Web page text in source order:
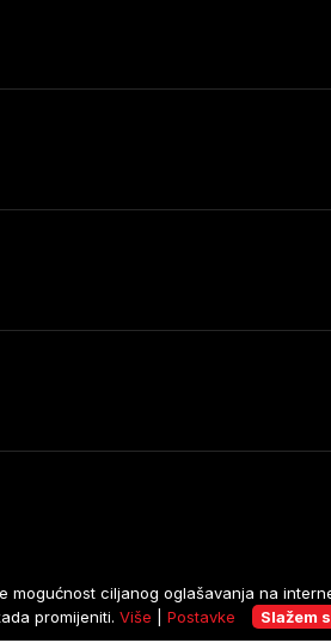
O kolačićimaOpći uvjeti
ciljanog oglašavanja na
promijeniti. Više Postavke Slažem